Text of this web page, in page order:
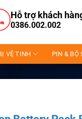
Hỗ trợ khách
0386.002.002
VỆ TINH PIN & BỘ